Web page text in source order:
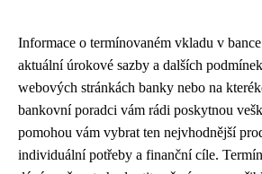
Informace o termínovaném vkladu v
aktuální úrokové sazby a dalších
webových stránkách banky nebo na
bankovní poradci vám rádi poskytnou
pomohou vám vybrat ten nejvhodnější
individuální potřeby a finanční cíle.